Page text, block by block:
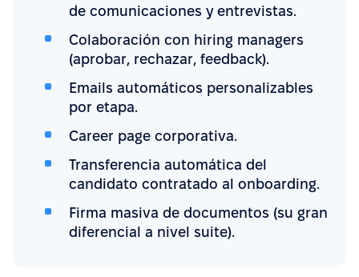
de comunicaciones y entrevistas.
Colaboración con hiring managers
(aprobar, rechazar, feedback).
Emails automáticos personalizables
por etapa.
Career page corporativa.
Transferencia automática del
candidato contratado al onboarding.
Firma masiva de documentos (su gran
diferencial a nivel suite).